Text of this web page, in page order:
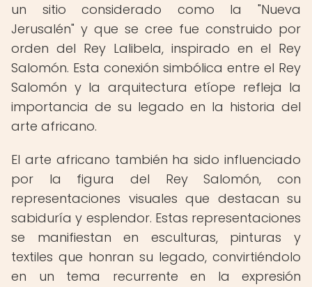
un sitio considerado como la "Nueva
Jerusalén" y que se cree fue construido por
orden del Rey Lalibela, inspirado en el Rey
Salomón. Esta conexión simbólica entre el Rey
Salomón y la arquitectura etíope refleja la
importancia de su legado en la historia del
arte africano.
El arte africano también ha sido influenciado
por la figura del Rey Salomón, con
representaciones visuales que destacan su
sabiduría y esplendor. Estas representaciones
se manifiestan en esculturas, pinturas y
textiles que honran su legado, convirtiéndolo
en un tema recurrente en la expresión